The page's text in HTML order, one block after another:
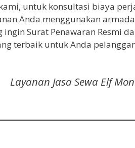
untuk konsultasi biaya
Anda menggunakan
Surat Penawaran Resmi
terbaik untuk Anda
Layanan Jasa Sewa Elf